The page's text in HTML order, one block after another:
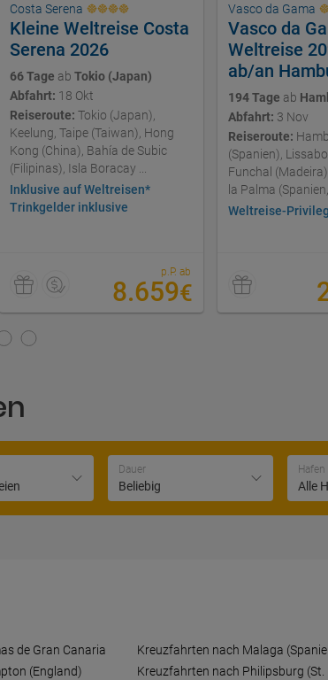
Costa Serena
Kleine Weltreise Costa
Serena 2026
66 Tage ab Tokio (Japan)
Abfahrt: 18 Okt
Reiseroute: Tokio (Japan),
Keelung, Taipe (Taiwan), Hong
Kong (China), Bahía de Subic
(Filipinas), Isla Boracay ...
Inklusive auf Weltreisen*
Trinkgelder inklusive
p.P. ab
8.659€
Vasco da Gama
Vasco da
Weltreise
ab/an
194 Tage ab
Abfahrt: 3 Nov
Reiseroute:
(Spanien),
Funchal
la Palma (Spanien,
Weltreise-
Dauer
Beliebig
Hafen
Alle
de Gran Canaria
(England)
Kreuzfahrten nach Malaga
Kreuzfahrten nach Philipsburg